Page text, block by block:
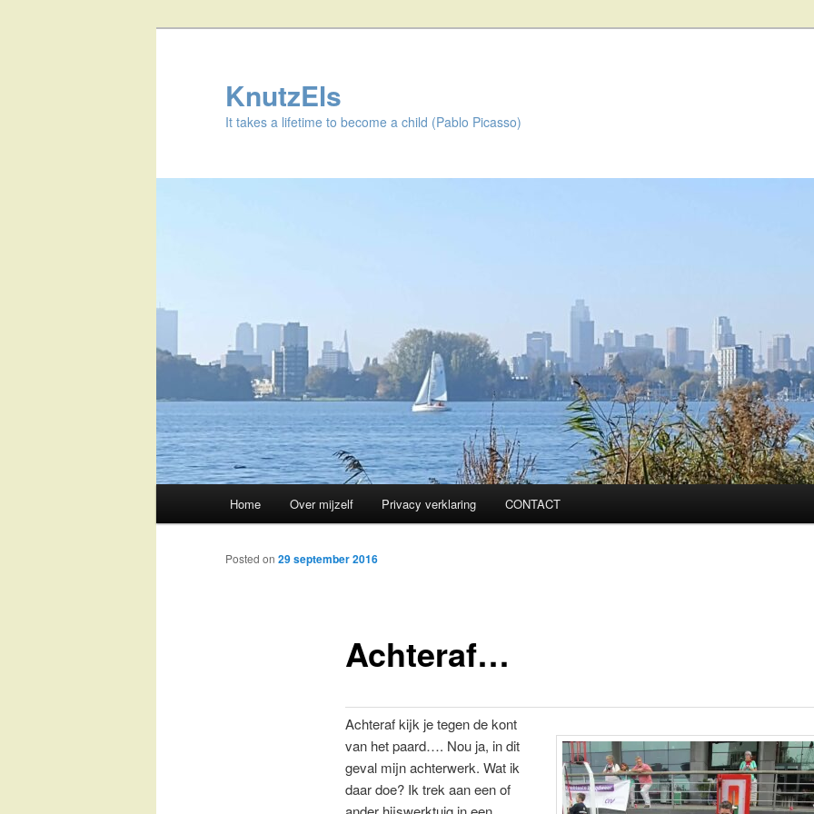
KnutzEls
It takes a lifetime to become a child (Pablo Picasso)
Skip
to
Home Over mijzelf Privacy verklaring CONTACT
Achteraf…
Posted on 29 september 2016
Achteraf kijk je tegen de kont
van het paard…. Nou ja, in dit
geval mijn achterwerk. Wat ik
daar doe? Ik trek aan een of